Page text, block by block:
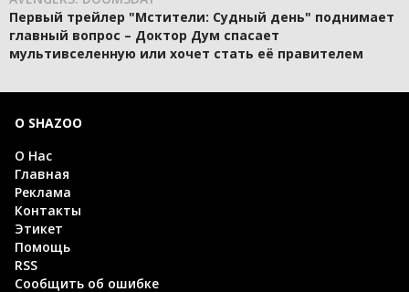
Первый трейлер "Мстители: Судный день" поднимает
главный вопрос – Доктор Дум спасает
мультивселенную или хочет стать её правителем
О SHAZOO
О Нас
Главная
Реклама
Контакты
Этикет
Помощь
RSS
Сообщить об ошибке